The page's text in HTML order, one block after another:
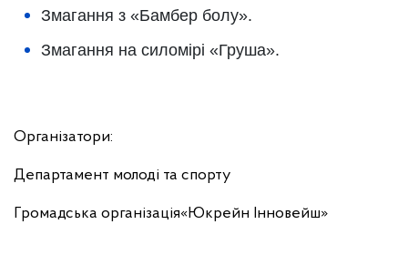
Змагання з «Бамбер болу».
Змагання на силомірі «Груша».
Організатори:
Департамент молоді та спорту
Громадська організація«Юкрейн Інновейш»